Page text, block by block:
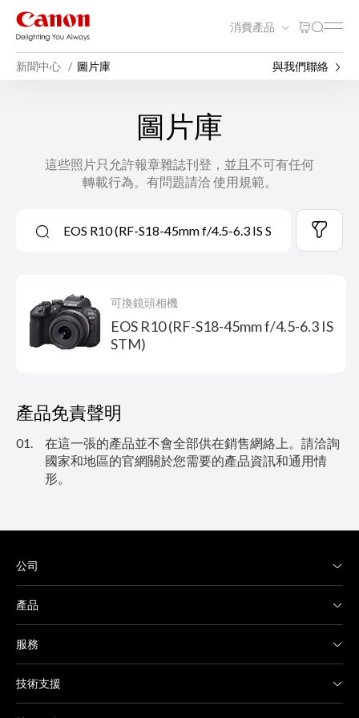
消費產品
新聞中心 圖片庫 與我們聯絡
圖片庫
這些照片只允許報章雜誌刊登，並且不可有任何
轉載行為。有問題請洽 使用規範。
可換鏡頭相機
EOS R10 (RF-S18-45mm f/4.5-6.3 IS
STM)
產品免責聲明
01.
在這一張的產品並不會全部供在銷售網絡上。請洽詢
國家和地區的官網關於您需要的產品資訊和通用情
形。
公司
產品
服務
技術支援